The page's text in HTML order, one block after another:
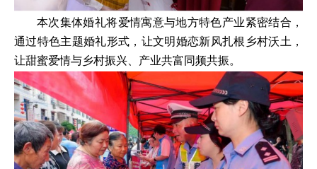
本次集体婚礼将爱情寓意与地方特色产业紧密结合，
通过特色主题婚礼形式，让文明婚恋新风扎根乡村沃土，
让甜蜜爱情与乡村振兴、产业共富同频共振。